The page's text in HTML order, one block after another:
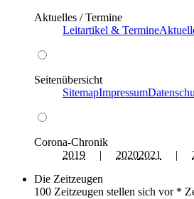
Aktuelles / Termine
Leitartikel & Termine
Seitenübersicht
SitemapImpressum
Corona-Chronik
2019 | 20202021 |
Die Zeitzeugen
100 Zeitzeugen stellen sich vor *